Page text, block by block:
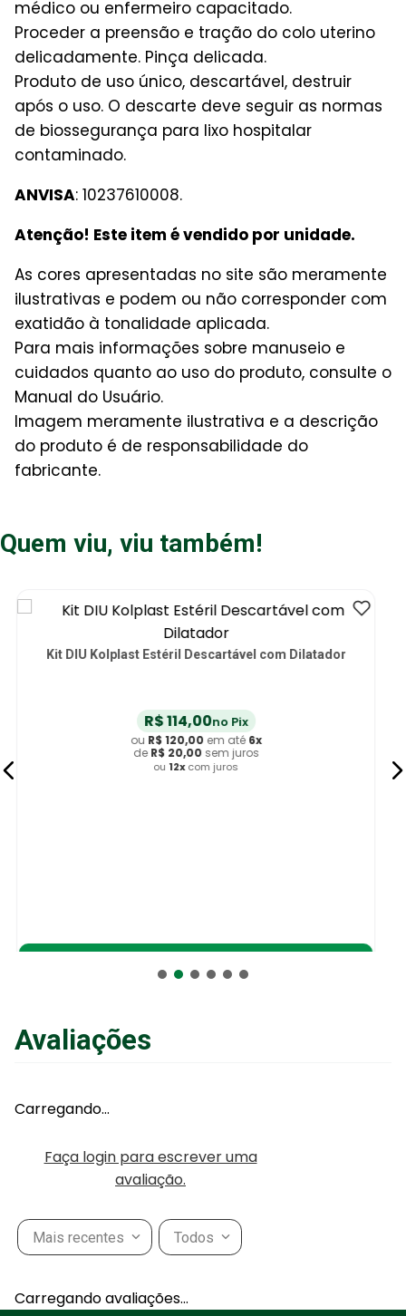
médico ou enfermeiro capacitado.
Proceder a preensão e tração do colo uterino
delicadamente. Pinça delicada.
Produto de uso único, descartável, destruir
após o uso. O descarte deve seguir as normas
de biossegurança para lixo hospitalar
contaminado.
ANVISA: 10237610008.
Atenção! Este item é vendido por unidade.
As cores apresentadas no site são meramente
ilustrativas e podem ou não corresponder com
exatidão à tonalidade aplicada.
Para mais informações sobre manuseio e
cuidados quanto ao uso do produto, consulte o
Manual do Usuário.
Imagem meramente ilustrativa e a descrição
do produto é de responsabilidade do
fabricante.
Quem viu, viu também!
Pinça Cheron Descartável Não Estéril Kolplast - unidade
R$2,38 no Pix
ouR$2, 50em até
deR$ 0 ,41sem juros
ou12x com juros
Avaliações
Carregando…
Faça login para escrever uma
avaliação.
Mais recentes Todos
Carregando avaliações…